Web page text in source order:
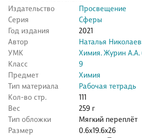
Издательство
Просвещение
Серия
Сферы
Год издания
2021
Автор
Наталья
УМК
Химия. Журин А.А.
Класс
9
Предмет
Химия
Тип материала
Рабочая тетрадь
Кол-во стр.
111
Вес
259 г
Тип обложки
Мягкий переплёт
Размер
0.6x19.6x26